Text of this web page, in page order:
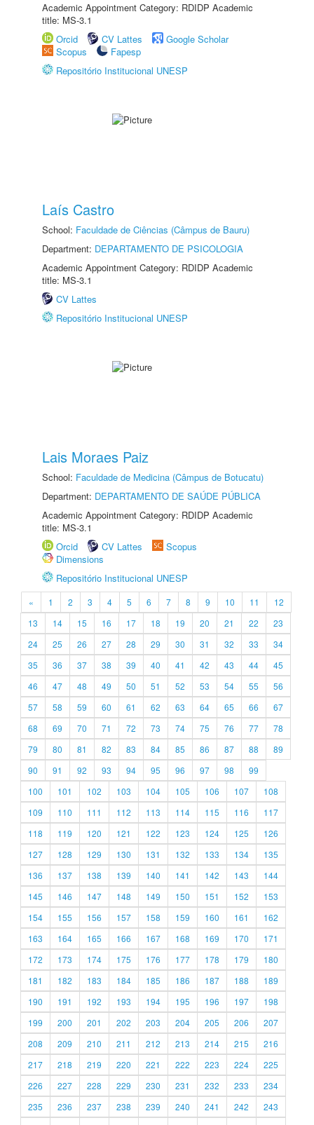
Academic Appointment Category: RDIDP Academic
title: MS-3.1
Orcid
CV Lattes
Google Scholar
Scopus
Fapesp
Repositório Institucional UNESP
Laís Castro
School: Faculdade de Ciências (Câmpus de Bauru)
Department: DEPARTAMENTO DE PSICOLOGIA
Academic Appointment Category: RDIDP Academic
title: MS-3.1
CV Lattes
Repositório Institucional UNESP
Lais Moraes Paiz
School: Faculdade de Medicina (Câmpus de Botucatu)
Department: DEPARTAMENTO DE SAÚDE PÚBLICA
Academic Appointment Category: RDIDP Academic
title: MS-3.1
Orcid
CV Lattes
Scopus
Dimensions
Repositório Institucional UNESP
« 1 2 3 4 5 6 7 8 9 10 11
12
13
14 15 16 17 18 19 20 21 22
23
24
25 26 27 28 29 30 31 32 33
34
35
36 37 38 39 40 41 42 43 44
45
46
47 48 49 50 51 52 53 54 55
56
57
58 59 60 61 62 63 64 65 66
67
68
69 70 71 72 73 74 75 76 77
78
79
80 81 82 83 84 85 86 87 88
89
90
91 92 93 94 95 96 97 98
99
100
101 102 103 104 105 106 107
108
109
110 111 112 113 114 115 116
117
118
119 120 121 122 123 124 125
126
127
128 129 130 131 132 133 134
135
136
137 138 139 140 141 142 143
144
145
146 147 148 149 150 151 152
153
154
155 156 157 158 159 160 161
162
163
164 165 166 167 168 169 170
171
172
173 174 175 176 177 178 179
180
181
182 183 184 185 186 187 188
189
190
191 192 193 194 195 196 197
198
199
200 201 202 203 204 205 206
207
208
209 210 211 212 213 214 215
216
217
218 219 220 221 222 223 224
225
226
227 228 229 230 231 232 233
234
235
236 237 238 239 240 241 242
243